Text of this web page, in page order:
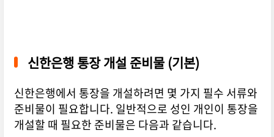
신한은행 통장 개설 준비물 (기본)
신한은행에서 통장을 개설하려면 몇 가지 필수 서류와
준비물이 필요합니다. 일반적으로 성인 개인이 통장을
개설할 때 필요한 준비물은 다음과 같습니다.